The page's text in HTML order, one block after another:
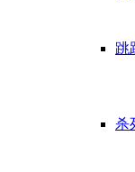
跳
杀